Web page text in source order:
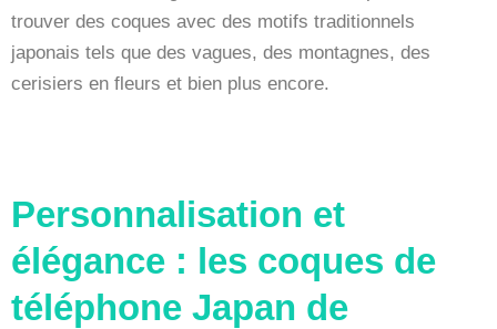
trouver des coques avec des motifs traditionnels
japonais tels que des vagues, des montagnes, des
cerisiers en fleurs et bien plus encore.
Personnalisation et
élégance : les coques de
téléphone Japan de